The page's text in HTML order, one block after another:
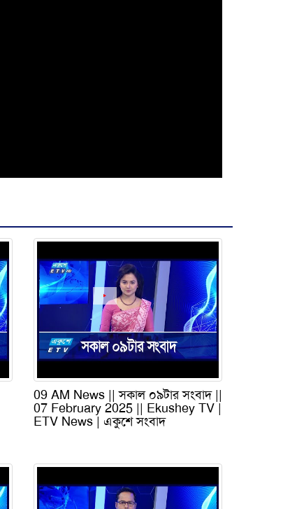
09 AM News || সকাল ০৯টার সংবাদ ||
07 February 2025 || Ekushey TV |
ETV News | একুশে সংবাদ